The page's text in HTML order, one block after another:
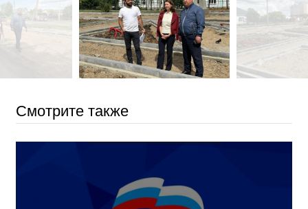
Смотрите также